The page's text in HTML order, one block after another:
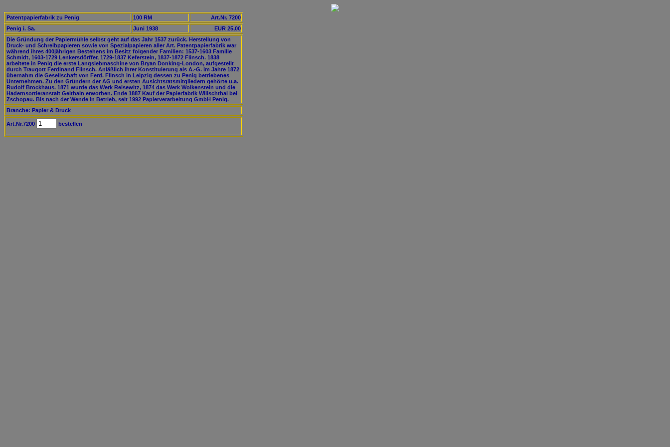
Patentpapierfabrik zu Penig 100 RM
Art.Nr. 7200
Penig i. Sa.
Juni 1938
EUR 25,00
Die Gründung der Papiermühle selbst geht auf das Jahr 1537 zurück. Herstellung von
Druck- und Schreibpapieren sowie von Spezialpapieren aller Art. Patentpapierfabrik war
während ihres 400jährigen Bestehens im Besitz folgender Familien: 1537-1603 Familie
Schmidt, 1603-1729 Lenkersdörffer, 1729-1837 Keferstein, 1837-1872 Flinsch. 1838
arbeitete in Penig die erste Langsiebmaschine von Bryan Donking-London, aufgestellt
durch Traugott Ferdinand Flinsch. Anläßlich ihrer Konstituierung als A.-G. im Jahre 1872
übernahm die Gesellschaft von Ferd. Flinsch in Leipzig dessen zu Penig betriebenes
Unternehmen. Zu den Gründern der AG und ersten Ausichtsratsmitgliedern gehörte u.a.
Rudolf Brockhaus. 1871 wurde das Werk Reisewitz, 1874 das Werk Wolkenstein und die
Hadernsortieranstalt Geithain erworben. Ende 1887 Kauf der Papierfabrik Wilischthal bei
Zschopau. Bis nach der Wende in Betrieb, seit 1992 Papierverarbeitung GmbH Penig.
Branche: Papier & Druck
Art.Nr.7200 bestellen